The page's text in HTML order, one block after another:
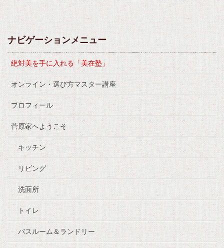
ナビゲーションメニュー
絶対美を手に入れる「美在塾」
オンライン・選び方マスター講座
プロフィール
菅原家へようこそ
キッチン
リビング
洗面所
トイレ
バスルーム＆ランドリー